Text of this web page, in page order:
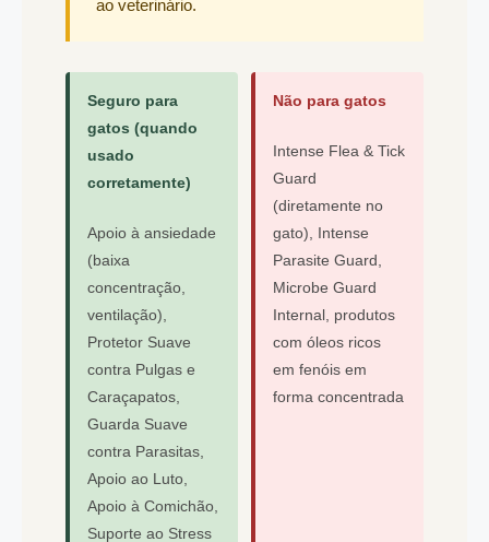
ao veterinário.
Seguro para
gatos (quando
usado
corretamente)
Apoio à ansiedade
(baixa
concentração,
ventilação),
Protetor Suave
contra Pulgas e
Caraçapatos,
Guarda Suave
contra Parasitas,
Apoio ao Luto,
Apoio à Comichão,
Suporte ao Stress
Não para gatos
Intense Flea & Tick
Guard
(diretamente no
gato), Intense
Parasite Guard,
Microbe Guard
Internal, produtos
com óleos ricos
em fenóis em
forma concentrada